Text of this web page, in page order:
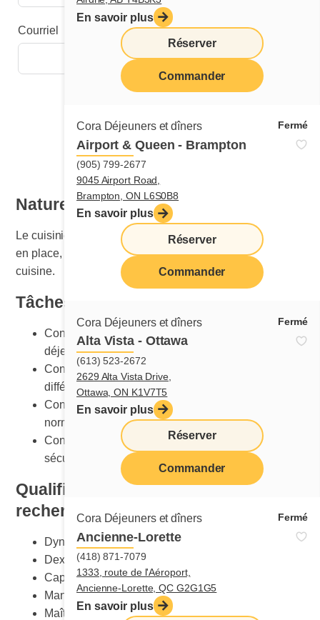
En savoir plus
Réserver
Commander
Cora Déjeuners et dîners Fermé
Airport & Queen - Brampton
(905) 799-2677
9045 Airport Road,
Brampton, ON L6S0B8
En savoir plus
Réserver
Commander
Cora Déjeuners et dîners Fermé
Alta Vista - Ottawa
(613) 523-2672
2629 Alta Vista Drive,
Ottawa, ON K1V7T5
En savoir plus
Réserver
Commander
Cora Déjeuners et dîners Fermé
Ancienne-Lorette
(418) 871-7079
1333, route de l'Aéroport,
Ancienne-Lorette, QC G2G1G5
En savoir plus
Courriel
Nature du travail
Le cuisinier ou la cuisinière est responsable de la mise
en place, de l’entretien et du nettoyage de la section
cuisine.
Tâches principales
Connaître les procédures de cuisson détaillées des
déjeuners et des dîners
Connaître la bonne méthode de préparation des
différentes recettes
Connaître les présentations des plats selon les
normes Cora
Connaître les équipements et leur utilisation
sécuritaire
Qualification et compétences
recherchées
Dynamisme
Dextérité manuelle
Capacité de charge
Maniement sécuritaire des couteaux
Maîtrise du stress